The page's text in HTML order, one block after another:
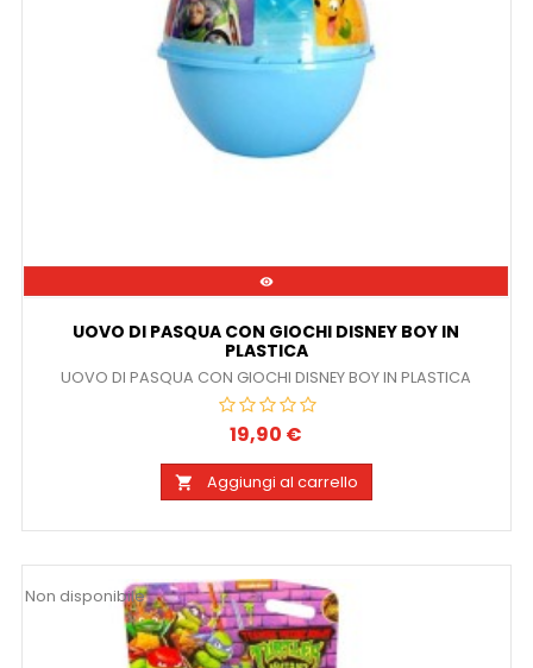

UOVO DI PASQUA CON GIOCHI DISNEY BOY IN
PLASTICA
UOVO DI PASQUA CON GIOCHI DISNEY BOY IN PLASTICA
Prezzo
19,90 €
 Aggiungi al carrello
Non disponibile